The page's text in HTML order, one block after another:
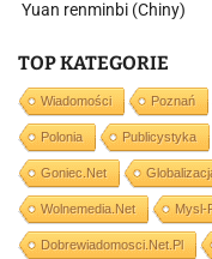
Yuan renminbi (Chiny)
TOP KATEGORIE
Wiadomości Poznań
Polonia Publicystyka
Goniec.net
Wolnemedia.net Mysl-
Dobrewiadomosci.net.pl